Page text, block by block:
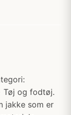
Tøj og fodtøj.
jakke som er